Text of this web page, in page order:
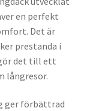
en perfekt
Det är
prestanda i
det till ett
långresor.
ger förbättrad